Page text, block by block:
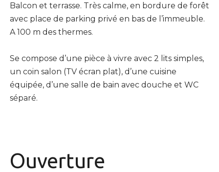
Balcon et terrasse. Très calme, en bordure de forêt
avec place de parking privé en bas de l’immeuble.
A 100 m des thermes.
Se compose d’une pièce à vivre avec 2 lits simples,
un coin salon (TV écran plat), d’une cuisine
équipée, d’une salle de bain avec douche et WC
séparé.
Ouverture